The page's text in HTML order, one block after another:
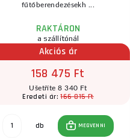
fűtőberendezésekh ...
RAKTÁRON
a szállítónál
Akciós ár
158 475 Ft
Ušetříte 8 340 Ft
Eredeti ár:166 815 Ft
db MEGVENNI